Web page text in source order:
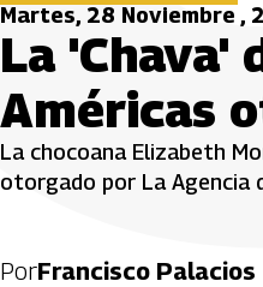
Martes, 28 Noviembre ,
La 'Chava'
Américas
La chocoana Elizabeth
otorgado por La Agencia
PorFrancisco Palacios